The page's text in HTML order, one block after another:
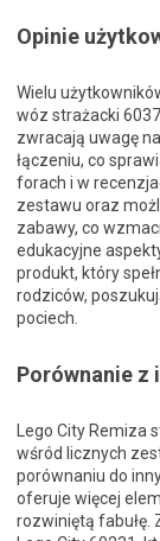
Opinie
Wielu
wóz strażacki
zwracają uwagę
łączeniu, co
forach i w
zestawu oraz
zabawy, co
edukacyjne
produkt, który
rodziców,
pociech.
Porównanie z
Lego City Remiza
wśród licznych
porównaniu do
oferuje więcej
rozwiniętą